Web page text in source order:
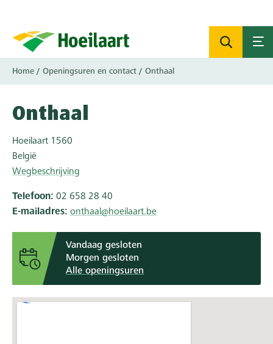
naar
inhoud
gaan
Kruimelpad
Home Openingsuren en contact Onthaal
Onthaal
Hoeilaart 1560
België
Wegbeschrijving
Telefoon 02 658 28 40
E-mailadres onthaal@hoeilaart.be
Vandaag gesloten
Morgen gesloten
Alle openingsuren